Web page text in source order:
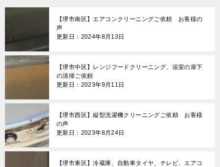
ゲ
シ
ョ
【堺市南区】エアコンクリーニングご依頼 お客様の
声
更新日：2024年8月13日
【堺市中区】レンジフードクリーニング、浴室の扉下
の清掃ご依頼
更新日：2023年9月11日
【堺市西区】縦型洗濯機クリーニングご依頼 お客様
の声
更新日：2023年8月24日
【堺市東区】冷蔵庫、自動車タイヤ、テレビ、エアコ